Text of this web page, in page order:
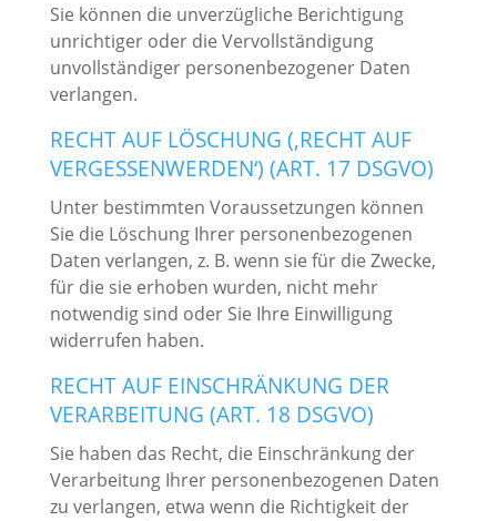
Sie können die unverzügliche Berichtigung
unrichtiger oder die Vervollständigung
unvollständiger personenbezogener Daten
verlangen.
RECHT AUF LÖSCHUNG (‚RECHT AUF
VERGESSENWERDEN‘) (ART. 17 DSGVO)
Unter bestimmten Voraussetzungen können
Sie die Löschung Ihrer personenbezogenen
Daten verlangen, z. B. wenn sie für die Zwecke,
für die sie erhoben wurden, nicht mehr
notwendig sind oder Sie Ihre Einwilligung
widerrufen haben.
RECHT AUF EINSCHRÄNKUNG DER
VERARBEITUNG (ART. 18 DSGVO)
Sie haben das Recht, die Einschränkung der
Verarbeitung Ihrer personenbezogenen Daten
zu verlangen, etwa wenn die Richtigkeit der